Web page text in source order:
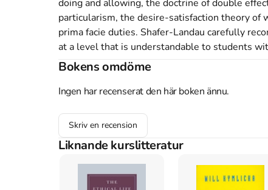
doing and allowing, the doctrine of double
particularism, the desire-satisfaction theory of
prima facie duties. Shafer-Landau carefully
at a level that is understandable to students
Åtkomstkoder och digitalt tilläggsmaterial
Mer om The fundamentals of ethics (2021)
2021 släpptes boken The fundamentals of ethics
upplagan av kursboken.
är skriven på
Oxford University Press
Bokens omdöme
Ingen har recenserat den här boken ännu.
Skriv en recension
Liknande kurslitteratur